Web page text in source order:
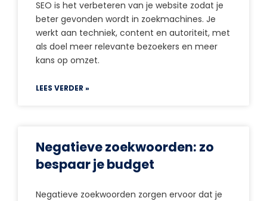
SEO is het verbeteren van je website zodat je
beter gevonden wordt in zoekmachines. Je
werkt aan techniek, content en autoriteit, met
als doel meer relevante bezoekers en meer
kans op omzet.
LEES VERDER »
Negatieve zoekwoorden: zo
bespaar je budget
Negatieve zoekwoorden zorgen ervoor dat je